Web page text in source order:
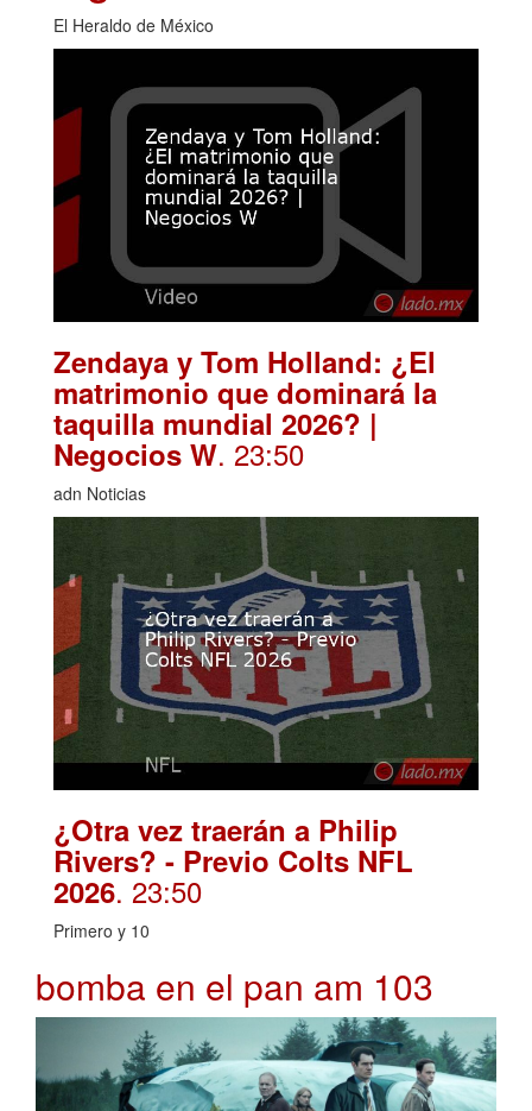
El Heraldo de México
Zendaya y Tom Holland: ¿El
matrimonio que dominará la
taquilla mundial 2026? |
Negocios W. 23:50
adn Noticias
¿Otra vez traerán a Philip
Rivers? - Previo Colts NFL
2026. 23:50
Primero y 10
bomba en el pan am 103